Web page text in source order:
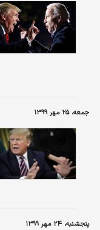
جمعه، ۲۵ مهر ۱۳۹۹
پنجشنبه، ۲۴ مهر ۱۳۹۹